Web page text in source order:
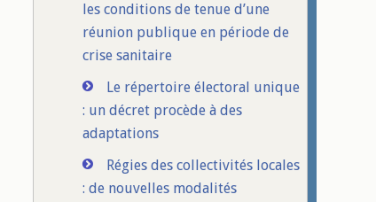
les conditions de tenue d’une
réunion publique en période de
crise sanitaire
Le répertoire électoral unique
: un décret procède à des
adaptations
Régies des collectivités locales
: de nouvelles modalités